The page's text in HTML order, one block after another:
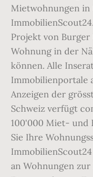
Mietwohnungen in
Projekt von Burger
Wohnung in der
können. Alle
Immobilienportale
Anzeigen der
Schweiz verfügt
100'000 Miet- und
Sie Ihre
an Wohnungen